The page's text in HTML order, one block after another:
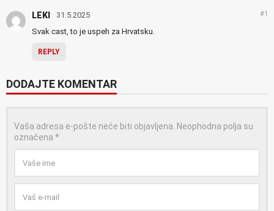
LEKI 31.5.2025 #1
Svak cast, to je uspeh za Hrvatsku.
REPLY
DODAJTE KOMENTAR
Vaša adresa e-pošte neće biti objavljena. Neophodna polja su
označena *